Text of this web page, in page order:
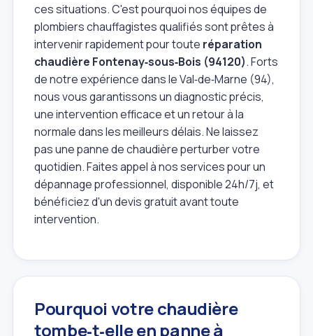
ces situations. C'est pourquoi nos équipes de
plombiers chauffagistes qualifiés sont prêtes à
intervenir rapidement pour toute réparation
chaudière Fontenay‑sous‑Bois (94120). Forts
de notre expérience dans le Val‑de‑Marne (94),
nous vous garantissons un diagnostic précis,
une intervention efficace et un retour à la
normale dans les meilleurs délais. Ne laissez
pas une panne de chaudière perturber votre
quotidien. Faites appel à nos services pour un
dépannage professionnel, disponible 24h/7j, et
bénéficiez d'un devis gratuit avant toute
intervention.
Pourquoi votre chaudière
tombe‑t‑elle en panne à